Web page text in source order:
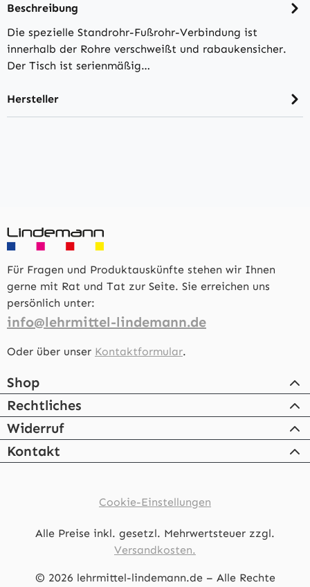
Beschreibung
Die spezielle Standrohr-Fußrohr-Verbindung ist
innerhalb der Rohre verschweißt und rabaukensicher.
Der Tisch ist serienmäßig…
Hersteller
Für Fragen und Produktauskünfte stehen wir Ihnen
gerne mit Rat und Tat zur Seite. Sie erreichen uns
persönlich unter:
info@lehrmittel-lindemann.de
Oder über unser Kontaktformular.
Shop
Rechtliches
Widerruf
Kontakt
Cookie-Einstellungen
Alle Preise inkl. gesetzl. Mehrwertsteuer zzgl.
Versandkosten.
© 2026 lehrmittel-lindemann.de – Alle Rechte